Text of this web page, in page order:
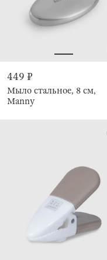
449 ₽
Мыло стальное, 8 см,
Manny